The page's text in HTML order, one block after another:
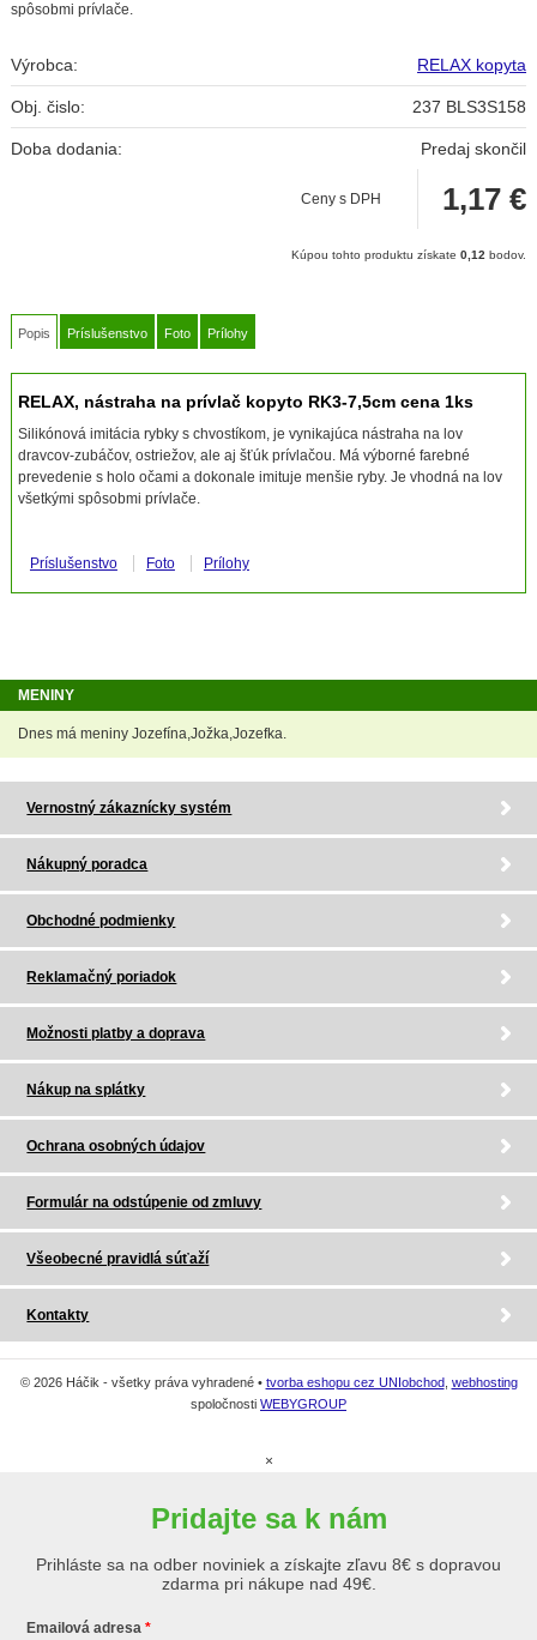
spôsobmi prívlače.
Výrobca: RELAX kopyta
Obj. čislo: 237 BLS3S158
Doba dodania: Predaj skončil
Ceny s DPH 1,17 €
Kúpou tohto produktu získate0,12 bodov.
Popis Príslušenstvo Foto Prílohy
RELAX, nástraha na prívlač kopyto RK3-7,5cm cena 1ks
Silikónová imitácia rybky s chvostíkom, je vynikajúca nástraha na lov
dravcov-zubáčov, ostriežov, ale aj šťúk prívlačou. Má výborné farebné
prevedenie s holo očami a dokonale imituje menšie ryby. Je vhodná na lov
všetkými spôsobmi prívlače.
Príslušenstvo Foto Prílohy
MENINY
Dnes má meniny Jozefína,Jožka,Jozefka.
Vernostný zákaznícky systém
Nákupný poradca
Obchodné podmienky
Reklamačný poriadok
Možnosti platby a doprava
Nákup na splátky
Ochrana osobných údajov
Formulár na odstúpenie od zmluvy
Všeobecné pravidlá súťaží
Kontakty
© 2026 Háčik - všetky práva vyhradené • tvorba eshopu cez UNIobchod, webhosting
spoločnosti WEBYGROUP
×
Pridajte sa k nám
Prihláste sa na odber noviniek a získajte zľavu 8€ s dopravou
zdarma pri nákupe nad 49€.
Emailová adresa